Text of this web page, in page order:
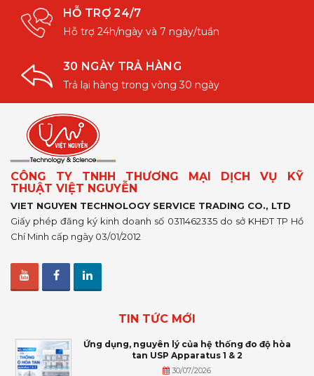
HỖ TRỢ 24/7
Hỗ trợ 24h/ngày và 7 ngày/tuần
30 NGÀY TRẢ HÀNG
Trả lại hàng trong vòng 30 ngày
CÔNG TY TNHH THƯƠNG MẠI DỊCH VỤ KỸ
THUẬT VIỆT NGUYỄN
VIET NGUYEN TECHNOLOGY SERVICE TRADING CO., LTD
Giấy phép đăng ký kinh doanh số 0311462335 do sở KHĐT TP Hồ
Chí Minh cấp ngày 03/01/2012
TIN TỨC MỚI
Ứng dụng, nguyên lý của hệ thống đo độ hòa
tan USP Apparatus 1 & 2
30/07/2026